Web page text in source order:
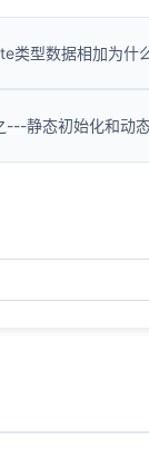
类型数据相加为什
---静态初始化和动